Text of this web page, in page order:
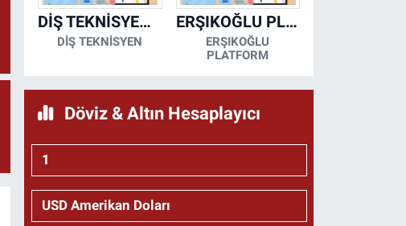
DİŞ TEKNİSYENİ- MESUT KORKMAZ
DİŞ TEKNİSYEN
ERŞIKOĞLU PLATFORM
ERŞIKOĞLU
PLATFORM
Döviz & Altın Hesaplayıcı